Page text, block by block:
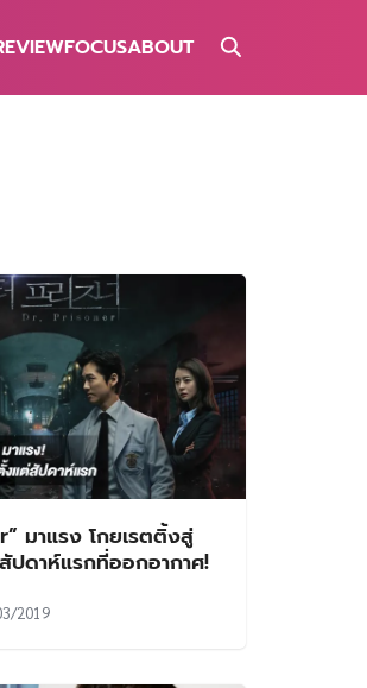
FOCUSABOUT
มาแรง โกยเรตติ้งสู่
ดาห์แรกที่ออกอากาศ!
2019